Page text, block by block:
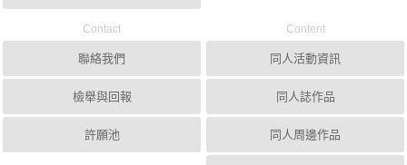
Contact
聯絡我們
檢舉與回報
許願池
Content
同人活動資訊
同人誌作品
同人周邊作品